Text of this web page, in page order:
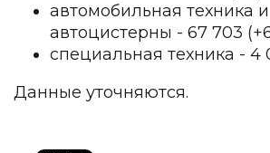
автомобильная техника и
автоцистерны - 67 703
специальная техника - 4
Данные уточняются.